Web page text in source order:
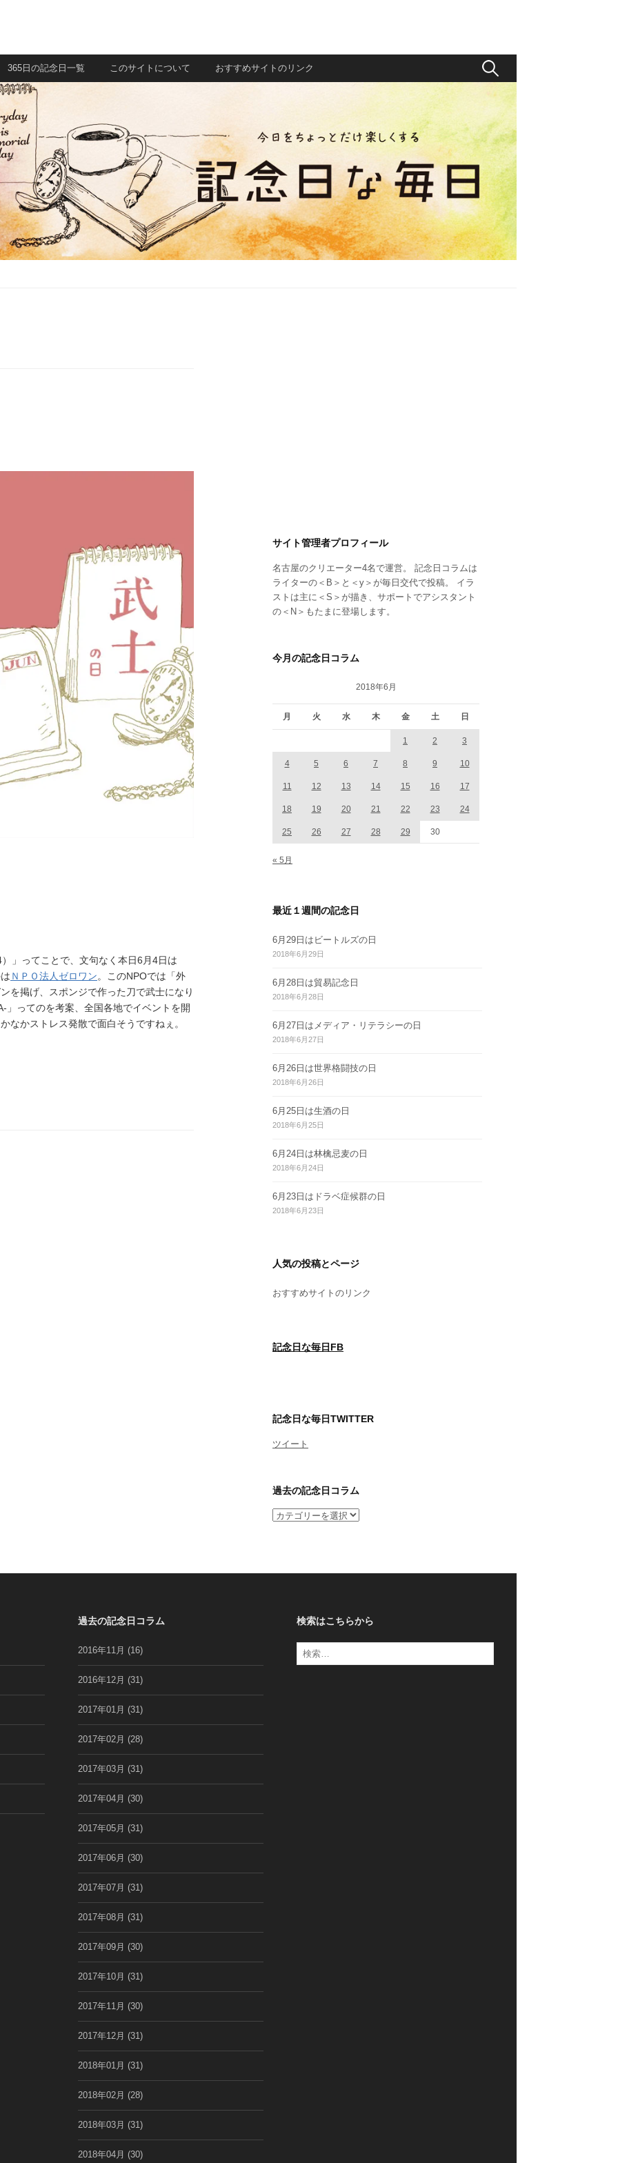
365日の記念日一覧 このサイトについて おすすめサイトのリンク
検
」ってことで、文句なく本日6月4日は
ＮＰＯ法人ゼロワン。このNPOでは「外
を掲げ、スポンジで作った刀で武士になり
」ってのを考案、全国各地でイベントを開
なかストレス発散で面白そうですねぇ。
サイト管理者プロフィール
名古屋のクリエーター4名で運営。 記念日コラムは
ライターの＜B＞と＜y＞が毎日交代で投稿。 イラ
ストは主に＜S＞が描き、サポートでアシスタント
の＜N＞もたまに登場します。
今月の記念日コラム
2018年6月
月 火 水 木 金 土 日
« 5月
1 2 3
4 5 6 7 8 9 10
11 12 13 14 15 16 17
18 19 20 21 22 23 24
25 26 27 28 29 30
最近１週間の記念日
6月29日はビートルズの日
2018年6月29日
6月28日は貿易記念日
2018年6月28日
6月27日はメディア・リテラシーの日
2018年6月27日
6月26日は世界格闘技の日
2018年6月26日
6月25日は生酒の日
2018年6月25日
6月24日は林檎忌麦の日
2018年6月24日
6月23日はドラベ症候群の日
2018年6月23日
人気の投稿とページ
おすすめサイトのリンク
記念日な毎日FB
記念日な毎日TWITTER
ツイート
過去の記念日コラム
過
念
過去の記念日コラム
2016年11月 (16)
2016年12月 (31)
2017年01月 (31)
2017年02月 (28)
2017年03月 (31)
2017年04月 (30)
2017年05月 (31)
2017年06月 (30)
2017年07月 (31)
2017年08月 (31)
2017年09月 (30)
2017年10月 (31)
2017年11月 (30)
2017年12月 (31)
2018年01月 (31)
2018年02月 (28)
2018年03月 (31)
2018年04月 (30)
検索はこちらから
検
索